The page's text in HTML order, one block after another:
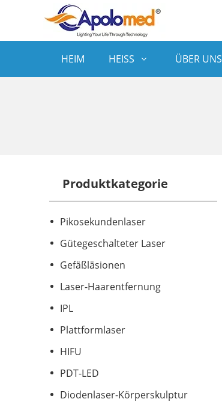
HEIM HEISS ÜBER UNS
Produktkategorie
Pikosekundenlaser
Gütegeschalteter Laser
Gefäßläsionen
Laser-Haarentfernung
IPL
Plattformlaser
HIFU
PDT-LED
Diodenlaser-Körperskulptur